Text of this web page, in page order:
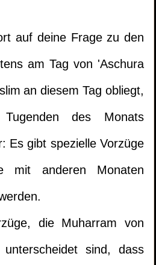
auf deine Frage zu den
am Tag von 'Aschura
an diesem Tag obliegt,
des Monats
Es gibt spezielle Vorzüge
mit anderen Monaten
die Muharram von
sind, dass